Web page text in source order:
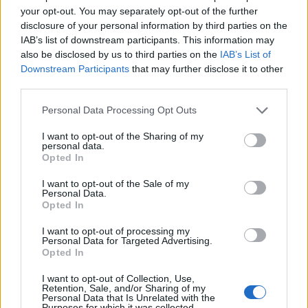
your opt-out. You may separately opt-out of the further
disclosure of your personal information by third parties on the
IAB’s list of downstream participants. This information may
also be disclosed by us to third parties on the IAB’s List of
Downstream Participants that may further disclose it to other
Personal Data Processing Opt Outs
I want to opt-out of the Sharing of my
personal data.
Opted In
I want to opt-out of the Sale of my
Personal Data.
Opted In
I want to opt-out of processing my
Personal Data for Targeted Advertising.
Opted In
I want to opt-out of Collection, Use,
Retention, Sale, and/or Sharing of my
Personal Data that Is Unrelated with the
ΔΙΑΦΗΜΙΣΗ